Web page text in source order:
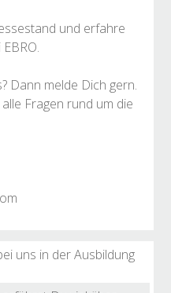
und erfahre
Dann melde Dich gern.
Fragen rund um die
uns in der Ausbildung